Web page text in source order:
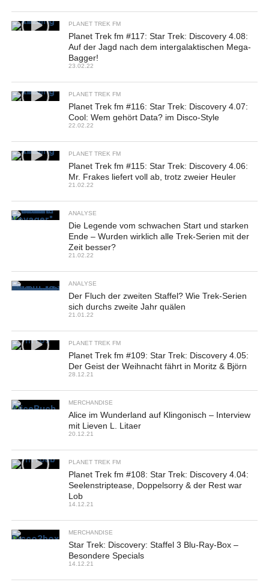
PLANET TREK FM
Planet Trek fm #117: Star Trek: Discovery 4.08:
Auf der Jagd nach dem intergalaktischen Mega-
Bagger!
23.02.22
PLANET TREK FM
Planet Trek fm #116: Star Trek: Discovery 4.07:
Cool: Wem gehört Data? im Disco-Style
22.02.22
PLANET TREK FM
Planet Trek fm #115: Star Trek: Discovery 4.06:
Mr. Frakes liefert voll ab, trotz zweier Heuler
21.02.22
ANALYSE
Die Legende vom schwachen Start und starken
Ende – Wurden wirklich alle Trek-Serien mit der
Zeit besser?
21.02.22
ANALYSE
Der Fluch der zweiten Staffel? Wie Trek-Serien
sich durchs zweite Jahr quälen
21.01.22
PLANET TREK FM
Planet Trek fm #109: Star Trek: Discovery 4.05:
Der Geist der Weihnacht fährt in Moritz & Björn
28.12.21
MERCHANDISE
Alice im Wunderland auf Klingonisch – Interview
mit Lieven L. Litaer
20.12.21
PLANET TREK FM
Planet Trek fm #108: Star Trek: Discovery 4.04:
Seelenstriptease, Doppelsorry & der Rest war
Lob
14.12.21
MERCHANDISE
Star Trek: Discovery: Staffel 3 Blu-Ray-Box –
Besondere Specials
14.12.21